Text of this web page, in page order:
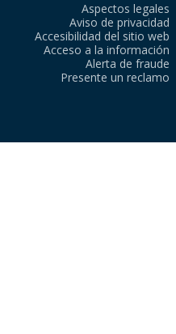
Aspectos legales
Aviso de privacidad
Accesibilidad del sitio web
Acceso a la información
Alerta de fraude
Presente un reclamo